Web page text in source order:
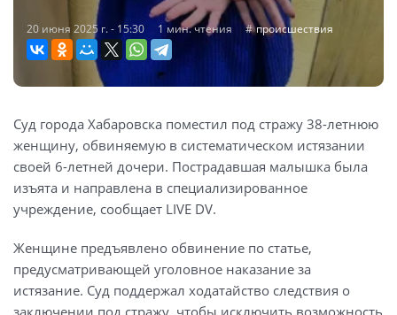
20 июня 2025 г. - 15:30 1 мин. чтения происшествия
Суд города Хабаровска поместил под стражу 38-летнюю
женщину, обвиняемую в систематическом истязании
своей 6-летней дочери. Пострадавшая малышка была
изъята и направлена в специализированное
учреждение, сообщает LIVE DV.
Женщине предъявлено обвинение по статье,
предусматривающей уголовное наказание за
истязание. Суд поддержал ходатайство следствия о
заключении под стражу, чтобы исключить возможность